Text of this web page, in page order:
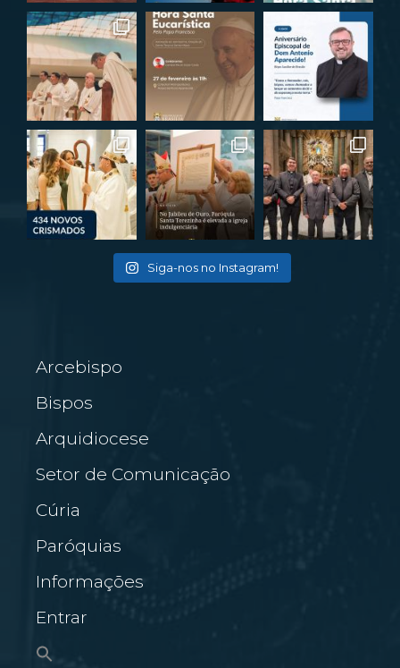
Siga-nos no Instagram!
Arcebispo
Bispos
Arquidiocese
Setor de Comunicação
Cúria
Paróquias
Informações
Entrar